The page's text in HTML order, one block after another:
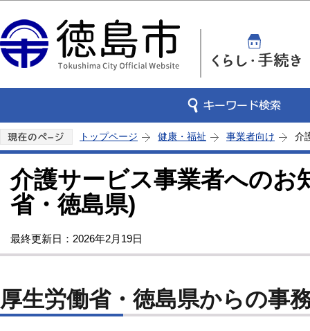
トップページ 健康・福祉 事業者向け 介
介護サービス事業者へのお
省・徳島県)
最終更新日：2026年2月19日
厚生労働省・徳島県からの事